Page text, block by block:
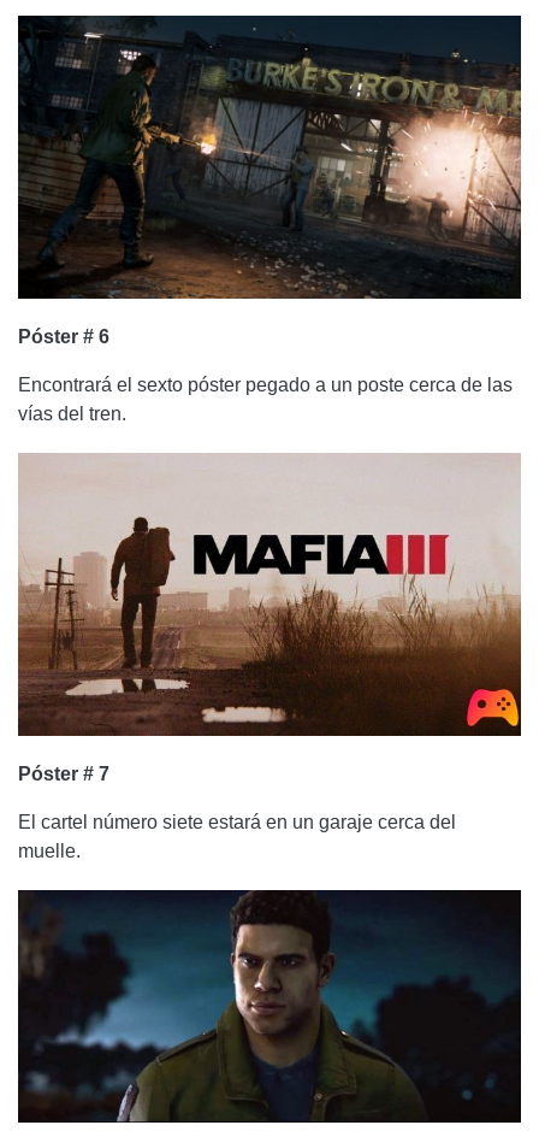
Póster # 6
Encontrará el sexto póster pegado a un poste cerca de las
vías del tren.
Póster # 7
El cartel número siete estará en un garaje cerca del
muelle.